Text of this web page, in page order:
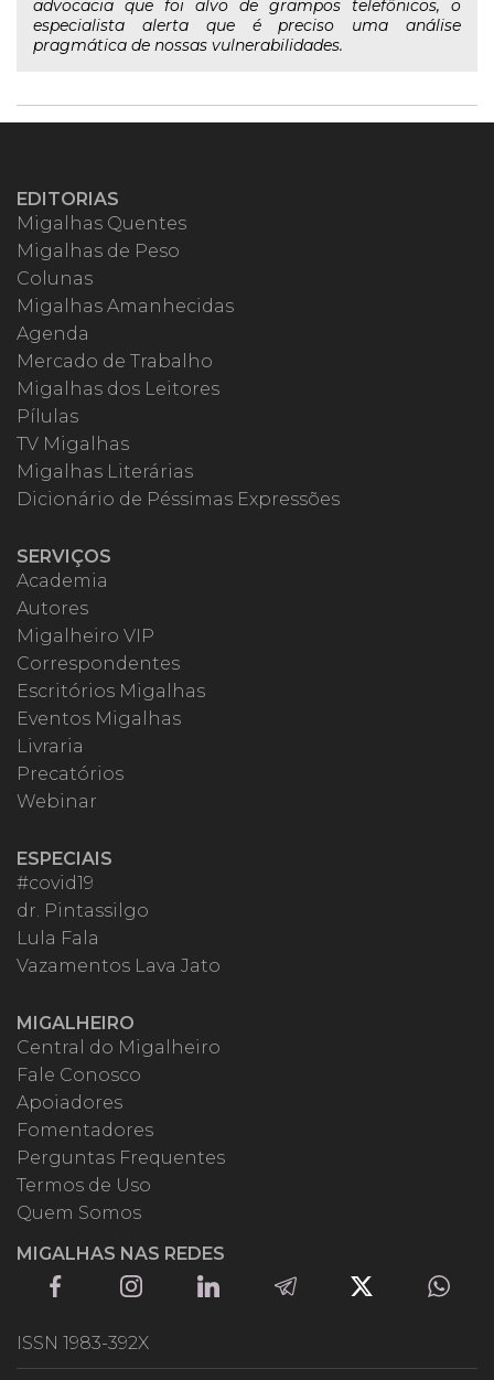
advocacia que foi alvo de grampos telefônicos, o
especialista alerta que é preciso uma análise
pragmática de nossas vulnerabilidades.
EDITORIAS
Migalhas Quentes
Migalhas de Peso
Colunas
Migalhas Amanhecidas
Agenda
Mercado de Trabalho
Migalhas dos Leitores
Pílulas
TV Migalhas
Migalhas Literárias
Dicionário de Péssimas Expressões
SERVIÇOS
Academia
Autores
Migalheiro VIP
Correspondentes
Escritórios Migalhas
Eventos Migalhas
Livraria
Precatórios
Webinar
ESPECIAIS
#covid19
dr. Pintassilgo
Lula Fala
Vazamentos Lava Jato
MIGALHEIRO
Central do Migalheiro
Fale Conosco
Apoiadores
Fomentadores
Perguntas Frequentes
Termos de Uso
Quem Somos
MIGALHAS NAS REDES
ISSN 1983-392X